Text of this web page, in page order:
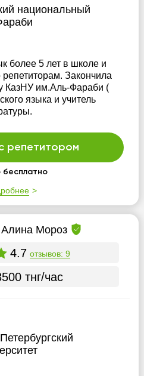
национальный
более 5 лет в школе и
Закончила
КазНУ им.Аль-Фараби (
языка и учитель
репетитором
бесплатно
Алина Мороз
4.7 отзывов: 9
тнг/час